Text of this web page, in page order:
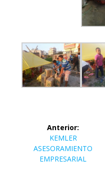
Navegación
entradas
Anterior:
Entrada
anterior:
KEMLER
ASESORAMIENTO
EMPRESARIAL